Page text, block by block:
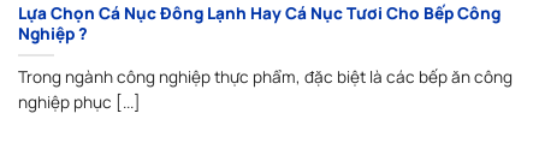
Lựa Chọn Cá Nục Đông Lạnh Hay Cá Nục Tươi Cho Bếp Công
Nghiệp ?
Trong ngành công nghiệp thực phẩm, đặc biệt là các bếp ăn công
nghiệp phục [...]